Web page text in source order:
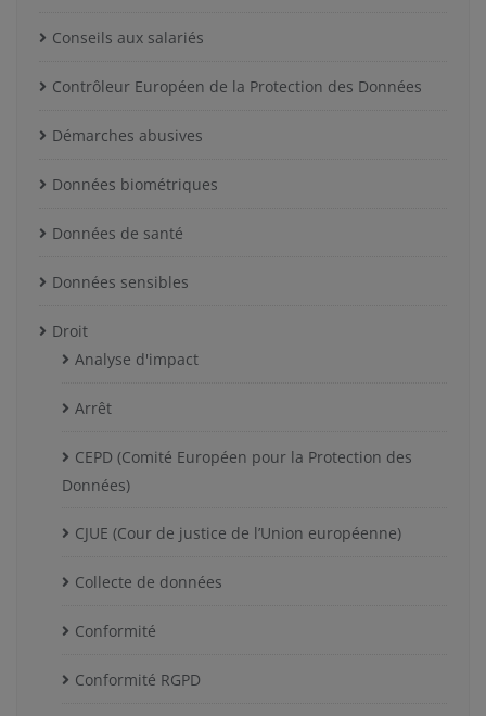
Conseils aux salariés
Contrôleur Européen de la Protection des Données
Démarches abusives
Données biométriques
Données de santé
Données sensibles
Droit
Analyse d'impact
Arrêt
CEPD (Comité Européen pour la Protection des
Données)
CJUE (Cour de justice de l’Union européenne)
Collecte de données
Conformité
Conformité RGPD